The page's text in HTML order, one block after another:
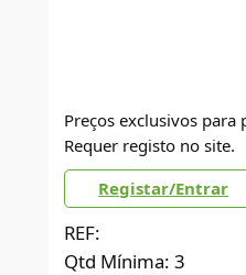
Preços exclusivos para
Requer registo no site.
Registar/Entrar
REF:
Qtd Mínima: 3